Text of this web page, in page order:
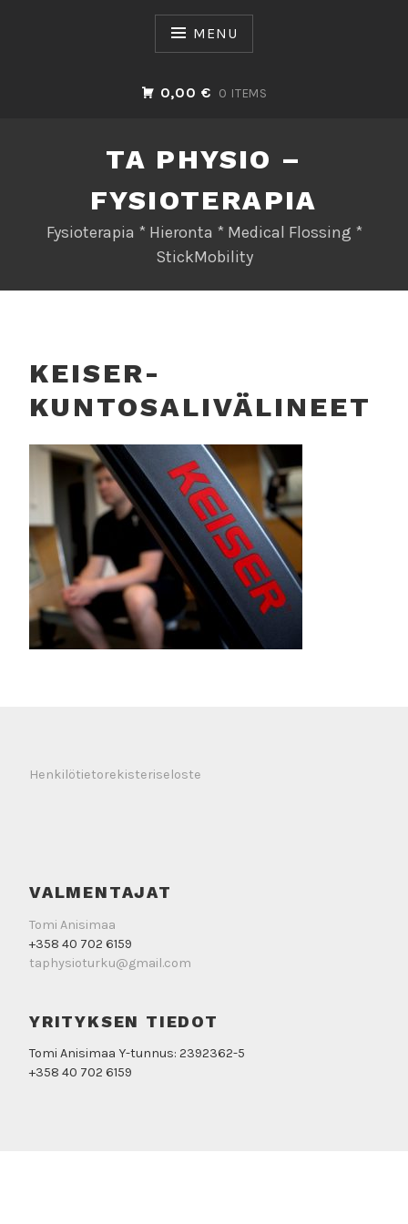
MENU
0,00 € 0 ITEMS
TA PHYSIO –
FYSIOTERAPIA
Fysioterapia * Hieronta * Medical Flossing *
StickMobility
KEISER-
KUNTOSALIVÄLINEET
Henkilötietorekisteriseloste
VALMENTAJAT
Tomi Anisimaa
+358 40 702 6159
taphysioturku@gmail.com
YRITYKSEN TIEDOT
Tomi Anisimaa Y-tunnus: 2392362-5
+358 40 702 6159